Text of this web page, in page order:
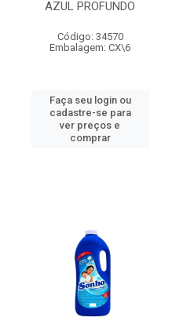
AZUL PROFUNDO
Código: 34570
Embalagem: CX\6
Faça seu login ou
cadastre-se para
ver preços e
comprar